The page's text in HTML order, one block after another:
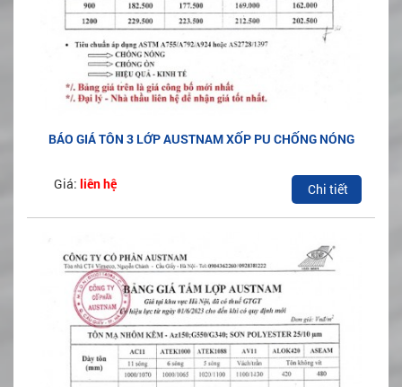
BÁO GIÁ TÔN 3 LỚP AUSTNAM XỐP PU CHỐNG NÓNG
Giá: liên hệ Chi tiết